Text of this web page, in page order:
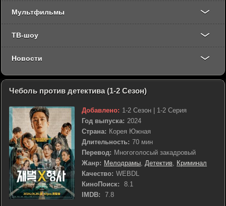
Чеболь против детектива (1-2 Сезон)
Добавлено: 1-2 Сезон | 1-2 Серия
Год выпуска: 2024
Страна: Корея Южная
Длительность: 70 мин
Перевод: Многоголосый закадровый
Жанр: Мелодрамы, Детектив, Криминал
Качество: WEBDL
КиноПоиск:
8.1
IMDB:
7.8
Мультфильмы
ТВ-шоу
Новости